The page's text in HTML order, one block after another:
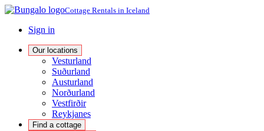
Cottage Rentals in Iceland
Sign in
Our locations
Vesturland
Suðurland
Austurland
Norðurland
Vestfirðir
Reykjanes
Find a cottage